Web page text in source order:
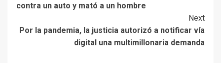
contra un auto y mató a un hombre
Next
Por la pandemia, la justicia autorizó a notificar vía
digital una multimillonaria demanda